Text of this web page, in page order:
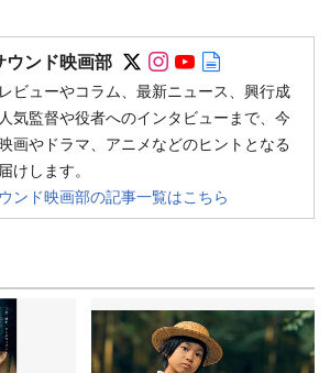
ウンド映画部 Follow on SNS
Follow on SNS
Follow on
ビューやコラム、最新ニュース、興行成
気監督や役者へのインタビューまで、今
画やドラマ、アニメなどのヒントとなる
けします。
ンド映画部の記事一覧はこちら